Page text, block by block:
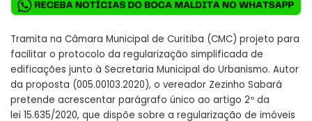
Tramita na Câmara Municipal de Curitiba (CMC) projeto para
facilitar o protocolo da regularização simplificada de
edificações junto à Secretaria Municipal do Urbanismo. Autor
da proposta (005.00103.2020), o vereador Zezinho Sabará
pretende acrescentar parágrafo único ao artigo 2º da
lei 15.635/2020, que dispõe sobre a regularização de imóveis